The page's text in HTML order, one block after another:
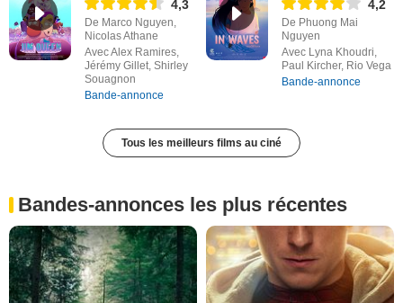
4,3
De Marco Nguyen,
Nicolas Athane
Avec Alex Ramires,
Jérémy Gillet, Shirley
Souagnon
Bande-annonce
4,2
De Phuong Mai
Nguyen
Avec Lyna Khoudri,
Paul Kircher, Rio Vega
Bande-annonce
Tous les meilleurs films au ciné
Bandes-annonces les plus récentes